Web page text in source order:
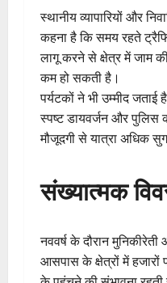
स्थानीय व्यापारियों और
कहना है कि समय रहते
लागू करने से क्षेत्र में जाम
कम हो सकती है।
पर्यटकों ने भी उम्मीद जताई
स्पष्ट डायवर्जन और पुलिस
मौजूदगी से यात्रा अधिक
संख्यात्मक
नववर्ष के दौरान मुनिकीरेती
आसपास के क्षेत्रों में हजारों